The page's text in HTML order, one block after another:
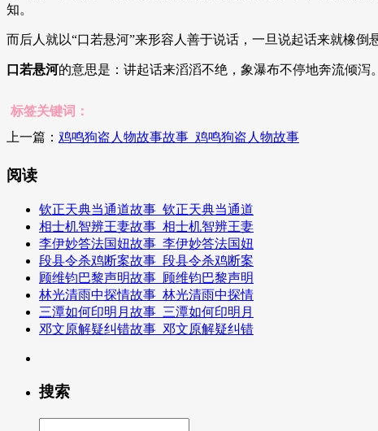
知。
而后人就以“口若悬河”来形容人善于说话，一旦说起话来就橡倒
口若悬河的意思是：讲起话来滔滔不绝，象瀑布不停地奔流倾泻
标签关键词：
上一篇： 鸡鸣狗盗人物故事故事_鸡鸣狗盗人物故事
阅读
钦正天典当通道故事_钦正天典当通道
相士机智辨王妻故事_相士机智辨王妻
李伊妙答法国妞故事_李伊妙答法国妞
段县令杀鸡断案故事_段县令杀鸡断案
顾维钧巴黎声明故事_顾维钧巴黎声明
林光清雨中探情故事_林光清雨中探情
三潭如何印明月故事_三潭如何印明月
邓文原解疑纠错故事_邓文原解疑纠错
搜索